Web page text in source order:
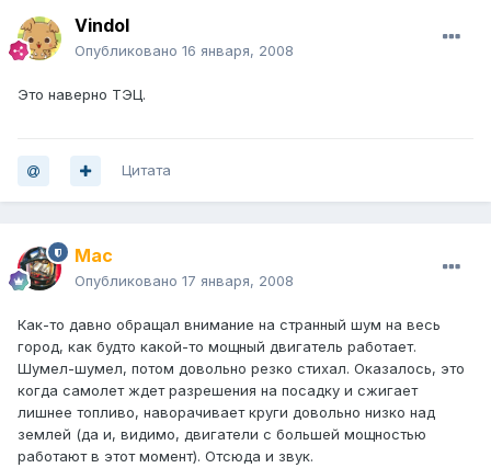
Vindol
Опубликовано 16 января, 2008
Это наверно ТЭЦ.
Цитата
Mac
Опубликовано 17 января, 2008
Как-то давно обращал внимание на странный шум на весь
город, как будто какой-то мощный двигатель работает.
Шумел-шумел, потом довольно резко стихал. Оказалось, это
когда самолет ждет разрешения на посадку и сжигает
лишнее топливо, наворачивает круги довольно низко над
землей (да и, видимо, двигатели с большей мощностью
работают в этот момент). Отсюда и звук.